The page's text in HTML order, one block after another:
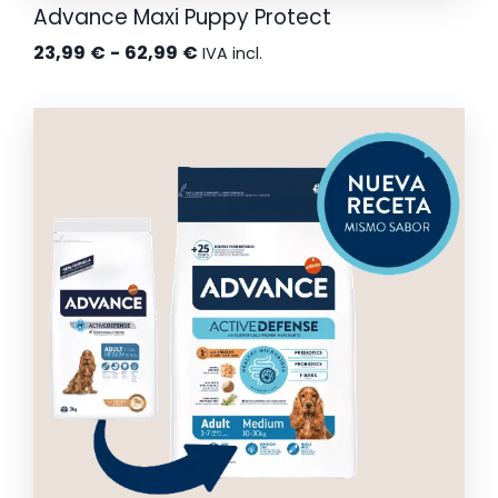
Advance Maxi Puppy Protect
23,99 € - 62,99 € Rango
precios:
23,99 €
62,99 €
IVA incl.